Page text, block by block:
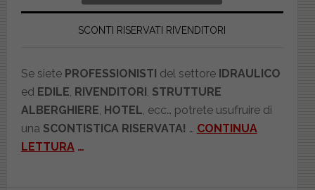
SCONTI RISERVATI RIVENDITORI
Se siete PROFESSIONISTI del settore IDRAULICO
ed EDILE RIVENDITORI STRUTTURE
ALBERGHIERE HOTEL , ecc… potrete usufruire di
una SCONTISTICA RISERVATA! … CONTINUA
LETTURA …